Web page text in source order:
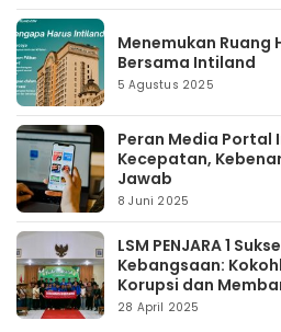
Menemukan Ruang
Bersama Intiland
5 Agustus 2025
Peran Media Portal
Kecepatan,
Jawab
8 Juni 2025
LSM PENJARA 1
Kebangsaan:
Korupsi dan
Berintegritas
28 April 2025